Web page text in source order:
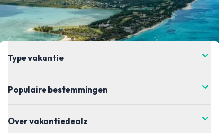
Type vakantie
Populaire bestemmingen
Over vakantiedealz